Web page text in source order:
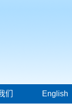
们 English